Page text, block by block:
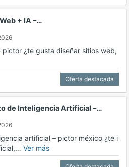
+ IA –…
pictor ¿te gusta diseñar sitios web,
Oferta destacada
de Inteligencia Artificial –…
artificial – pictor méxico ¿te i
Ver más